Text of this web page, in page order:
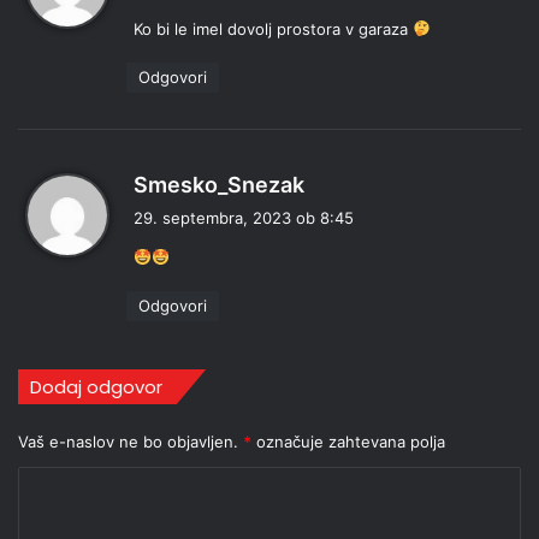
v
Ko bi le imel dovolj prostora v garaza
Odgovori
Smesko_Snezak
29. septembra, 2023 ob 8:45
Odgovori
Dodaj odgovor
Vaš e-naslov ne bo objavljen. * označuje zahtevana polja